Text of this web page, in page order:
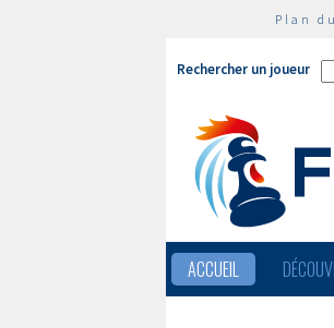
Plan
Rechercher un joueur
ACCUEIL